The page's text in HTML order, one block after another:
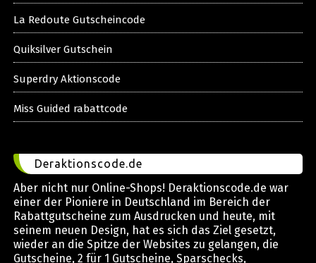
La Redoute Gutscheincode
Quiksilver Gutschein
Superdry Aktionscode
Miss Guided rabattcode
Deraktionscode.de
Aber nicht nur Online-Shops! Deraktionscode.de war
einer der Pioniere in Deutschland im Bereich der
Rabattgutscheine zum Ausdrucken und heute, mit
seinem neuen Design, hat es sich das Ziel gesetzt,
wieder an die Spitze der Websites zu gelangen, die
Gutscheine, 2 für 1 Gutscheine, Sparschecks,